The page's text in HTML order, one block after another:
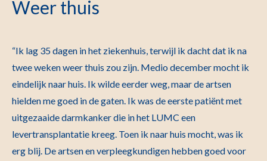
Weer thuis
“Ik lag 35 dagen in het ziekenhuis, terwijl ik dacht dat ik na
twee weken weer thuis zou zijn. Medio december mocht ik
eindelijk naar huis. Ik wilde eerder weg, maar de artsen
hielden me goed in de gaten. Ik was de eerste patiënt met
uitgezaaide darmkanker die in het LUMC een
levertransplantatie kreeg. Toen ik naar huis mocht, was ik
erg blij. De artsen en verpleegkundigen hebben goed voor